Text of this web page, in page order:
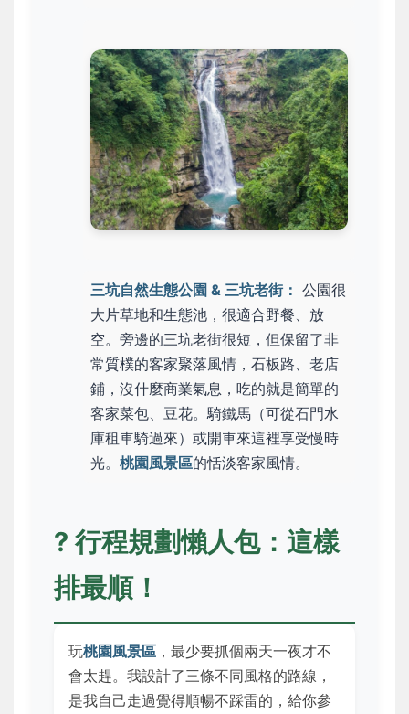
三坑自然生態公園 & 三坑老街： 公園很
大片草地和生態池，很適合野餐、放
空。旁邊的三坑老街很短，但保留了非
常質樸的客家聚落風情，石板路、老店
鋪，沒什麼商業氣息，吃的就是簡單的
客家菜包、豆花。騎鐵馬（可從石門水
庫租車騎過來）或開車來這裡享受慢時
光。 桃園風景區的恬淡客家風情。
? 行程規劃懶人包：這樣
排最順！
玩桃園風景區 ，最少要抓個兩天一夜才不
會太趕。我設計了三條不同風格的路線，
是我自己走過覺得順暢不踩雷的，給你參